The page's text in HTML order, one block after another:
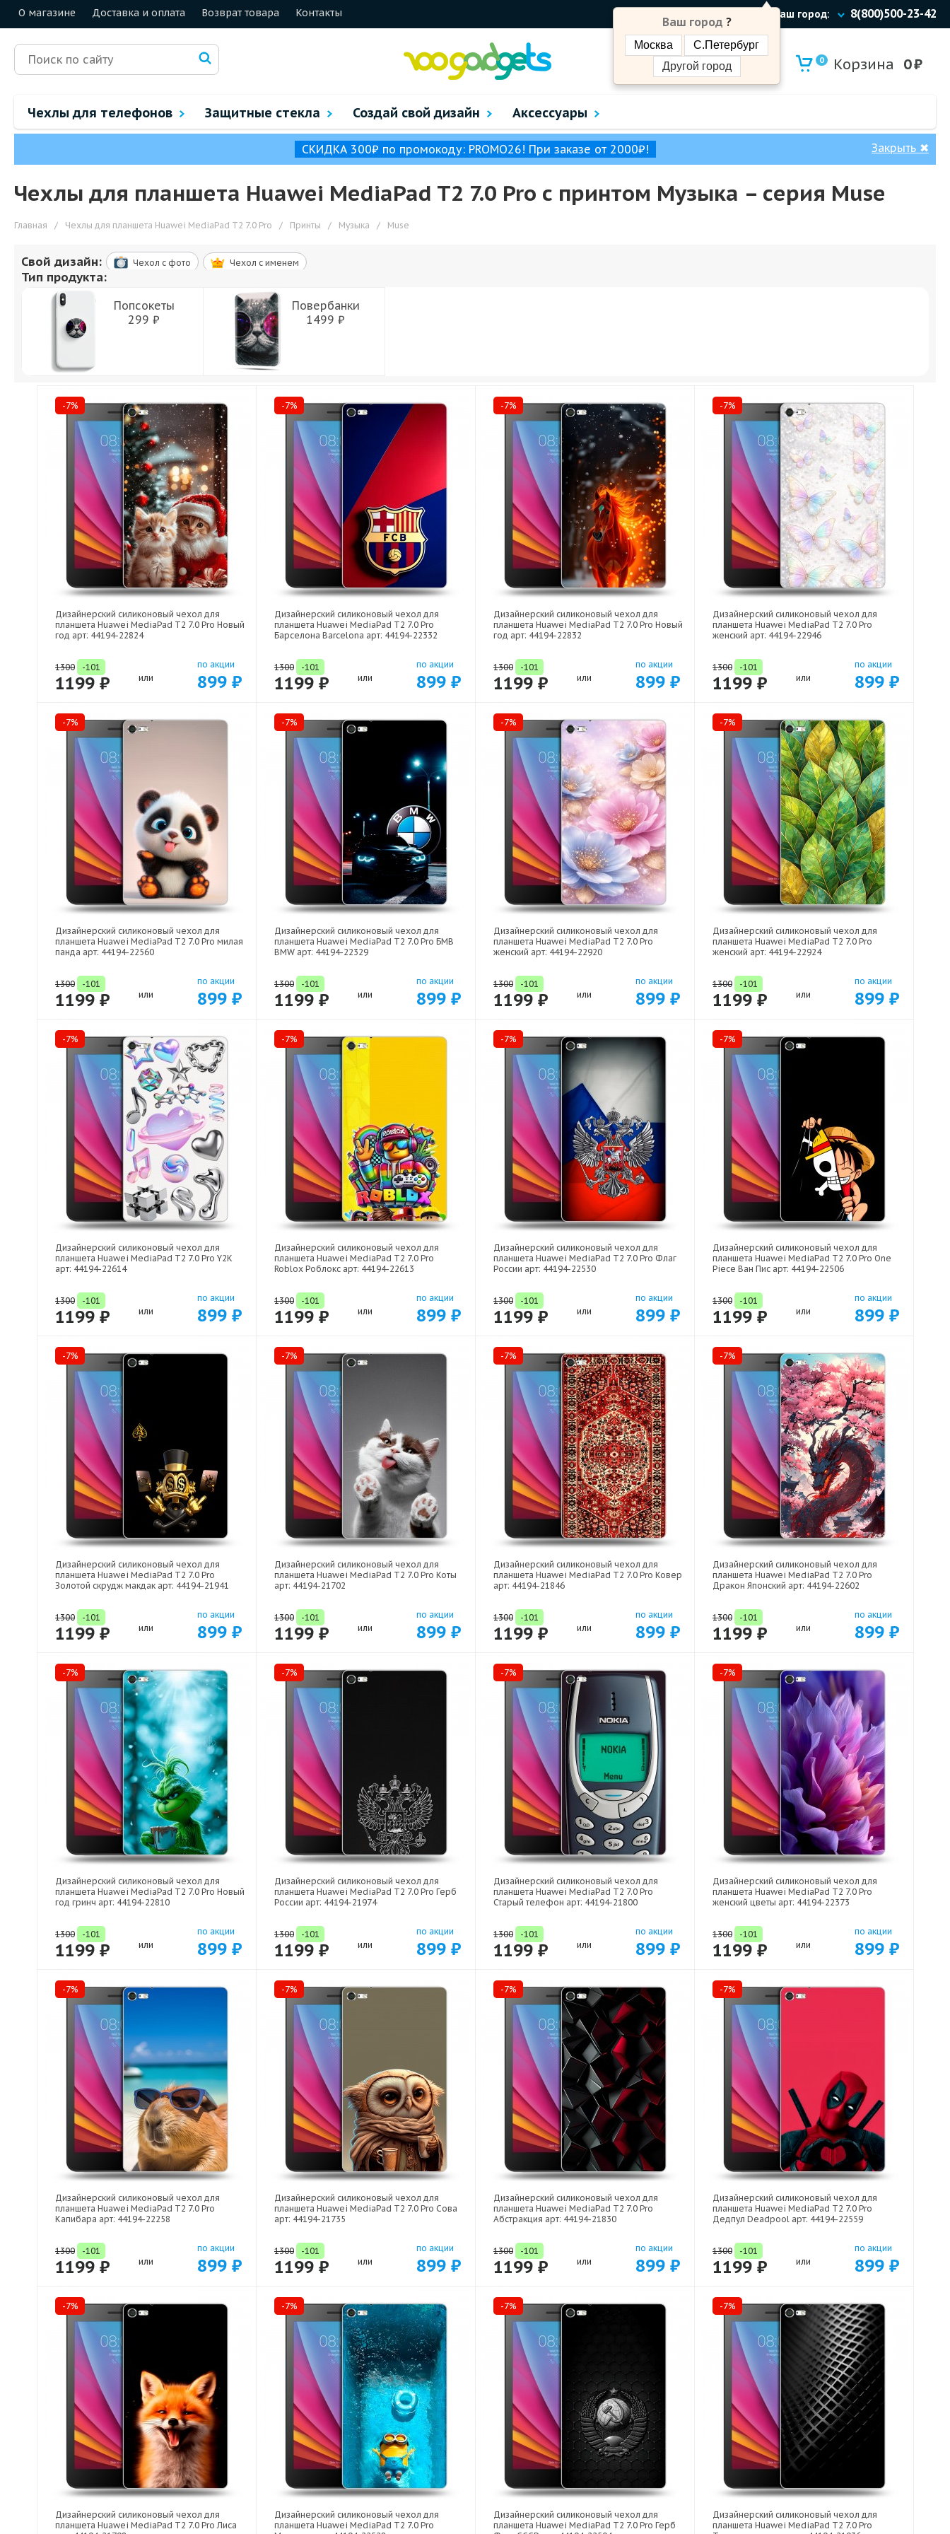
О магазине Доставка и оплата Возврат товара Контакты Ваш город:
Ваш город ?
Москва
С.Петербург
Другой город
8(800)500-23-42
0 Корзина 0₽
Чехлы для телефонов Защитные стекла Создай свой дизайн Аксессуары
СКИДКА 300₽ по промокоду: PROMO26! При заказе от 2000₽! Закрыть ✖
Чехлы для планшета Huawei MediaPad T2 7.0 Pro с принтом Музыка – cерия Muse
Главная / Чехлы для планшета Huawei MediaPad T2 7.0 Pro / Принты / Музыка / Muse
Свой дизайн: Чехол c фото Чехол c именем
Тип продукта:
Попсокеты
299 ₽
Повербанки
1499 ₽
-7%
Дизайнерский силиконовый чехол для
планшета Huawei MediaPad T2 7.0 Pro Новый
год арт: 44194-22824
1300 -101
1199 ₽ или
по акции
899 ₽
-7%
Дизайнерский силиконовый чехол для
планшета Huawei MediaPad T2 7.0 Pro
Барселона Barcelona арт: 44194-22332
1300 -101
1199 ₽ или
по акции
899 ₽
-7%
Дизайнерский силиконовый чехол для
планшета Huawei MediaPad T2 7.0 Pro Новый
год арт: 44194-22832
1300 -101
1199 ₽ или
по акции
899 ₽
-7%
Дизайнерский силиконовый чехол для
планшета Huawei MediaPad T2 7.0 Pro
женский арт: 44194-22946
1300 -101
1199 ₽ или
по акции
899 ₽
-7%
Дизайнерский силиконовый чехол для
планшета Huawei MediaPad T2 7.0 Pro милая
панда арт: 44194-22560
1300 -101
1199 ₽ или
по акции
899 ₽
-7%
Дизайнерский силиконовый чехол для
планшета Huawei MediaPad T2 7.0 Pro БМВ
BMW арт: 44194-22329
1300 -101
1199 ₽ или
по акции
899 ₽
-7%
Дизайнерский силиконовый чехол для
планшета Huawei MediaPad T2 7.0 Pro
женский арт: 44194-22920
1300 -101
1199 ₽ или
по акции
899 ₽
-7%
Дизайнерский силиконовый чехол для
планшета Huawei MediaPad T2 7.0 Pro
женский арт: 44194-22924
1300 -101
1199 ₽ или
по акции
899 ₽
-7%
Дизайнерский силиконовый чехол для
планшета Huawei MediaPad T2 7.0 Pro Y2K
арт: 44194-22614
1300 -101
1199 ₽ или
по акции
899 ₽
-7%
Дизайнерский силиконовый чехол для
планшета Huawei MediaPad T2 7.0 Pro
Roblox Роблокс арт: 44194-22613
1300 -101
1199 ₽ или
по акции
899 ₽
-7%
Дизайнерский силиконовый чехол для
планшета Huawei MediaPad T2 7.0 Pro Флаг
России арт: 44194-22530
1300 -101
1199 ₽ или
по акции
899 ₽
-7%
Дизайнерский силиконовый чехол для
планшета Huawei MediaPad T2 7.0 Pro One
Piece Ван Пис арт: 44194-22506
1300 -101
1199 ₽ или
по акции
899 ₽
-7%
Дизайнерский силиконовый чехол для
планшета Huawei MediaPad T2 7.0 Pro
Золотой скрудж макдак арт: 44194-21941
1300 -101
1199 ₽ или
по акции
899 ₽
-7%
Дизайнерский силиконовый чехол для
планшета Huawei MediaPad T2 7.0 Pro Коты
арт: 44194-21702
1300 -101
1199 ₽ или
по акции
899 ₽
-7%
Дизайнерский силиконовый чехол для
планшета Huawei MediaPad T2 7.0 Pro Ковер
арт: 44194-21846
1300 -101
1199 ₽ или
по акции
899 ₽
-7%
Дизайнерский силиконовый чехол для
планшета Huawei MediaPad T2 7.0 Pro
Дракон Японский арт: 44194-22602
1300 -101
1199 ₽ или
по акции
899 ₽
-7%
Дизайнерский силиконовый чехол для
планшета Huawei MediaPad T2 7.0 Pro Новый
год гринч арт: 44194-22810
1300 -101
1199 ₽ или
по акции
899 ₽
-7%
Дизайнерский силиконовый чехол для
планшета Huawei MediaPad T2 7.0 Pro Герб
России арт: 44194-21974
1300 -101
1199 ₽ или
по акции
899 ₽
-7%
Дизайнерский силиконовый чехол для
планшета Huawei MediaPad T2 7.0 Pro
Старый телефон арт: 44194-21800
1300 -101
1199 ₽ или
по акции
899 ₽
-7%
Дизайнерский силиконовый чехол для
планшета Huawei MediaPad T2 7.0 Pro
женский цветы арт: 44194-22373
1300 -101
1199 ₽ или
по акции
899 ₽
-7%
Дизайнерский силиконовый чехол для
планшета Huawei MediaPad T2 7.0 Pro
Капибара арт: 44194-22258
1300 -101
1199 ₽ или
по акции
899 ₽
-7%
Дизайнерский силиконовый чехол для
планшета Huawei MediaPad T2 7.0 Pro Сова
арт: 44194-21735
1300 -101
1199 ₽ или
по акции
899 ₽
-7%
Дизайнерский силиконовый чехол для
планшета Huawei MediaPad T2 7.0 Pro
Абстракция арт: 44194-21830
1300 -101
1199 ₽ или
по акции
899 ₽
-7%
Дизайнерский силиконовый чехол для
планшета Huawei MediaPad T2 7.0 Pro
Дедпул Deadpool арт: 44194-22559
1300 -101
1199 ₽ или
по акции
899 ₽
-7%
Дизайнерский силиконовый чехол для
планшета Huawei MediaPad T2 7.0 Pro Лиса
-7%
Дизайнерский силиконовый чехол для
планшета Huawei MediaPad T2 7.0 Pro
-7%
Дизайнерский силиконовый чехол для
планшета Huawei MediaPad T2 7.0 Pro Герб
-7%
Дизайнерский силиконовый чехол для
планшета Huawei MediaPad T2 7.0 Pro